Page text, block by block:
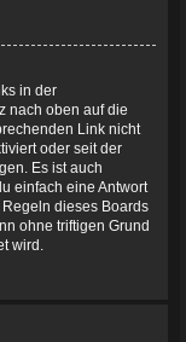
in der
nach oben auf die
Link nicht
oder seit der
Es ist auch
einfach eine Antwort
dieses Boards
ohne triftigen Grund
wird.